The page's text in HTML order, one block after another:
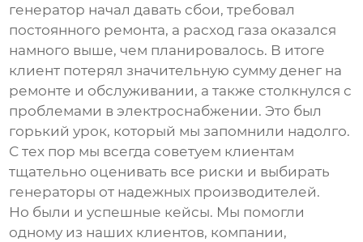
генератор начал давать сбои, требовал
постоянного ремонта, а расход газа оказался
намного выше, чем планировалось. В итоге
клиент потерял значительную сумму денег на
ремонте и обслуживании, а также столкнулся с
проблемами в электроснабжении. Это был
горький урок, который мы запомнили надолго.
С тех пор мы всегда советуем клиентам
тщательно оценивать все риски и выбирать
генераторы от надежных производителей.
Но были и успешные кейсы. Мы помогли
одному из наших клиентов, компании,